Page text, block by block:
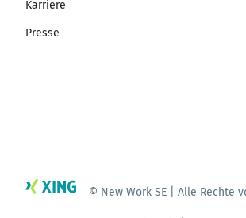
Karriere
Presse
© New Work SE | Alle Rechte